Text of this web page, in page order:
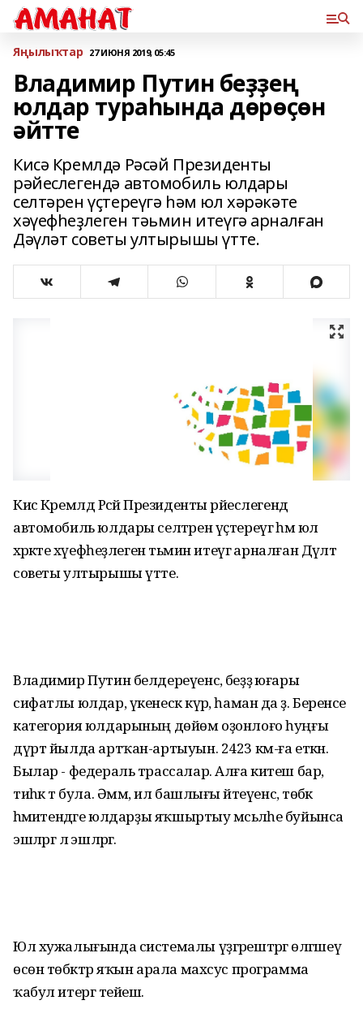
Яңылыҡтар 27 ИЮНЯ 2019, 05:45
Владимир Путин беҙҙең
юлдар тураһында дөрөҫөн
әйтте
Кисә Кремлдә Рәсәй Президенты
рәйеслегендә автомобиль юлдары
селтәрен үҫтереүгә һәм юл хәрәкәте
хәүефһеҙлеген тәьмин итеүгә арналған
Дәүләт советы ултырышы үтте.
Кисә Кремлдә Рәсәй Президенты рәйеслегендә
автомобиль юлдары селтәрен үҫтереүгә һәм юл
хәрәкәте хәүефһеҙлеген тәьмин итеүгә арналған Дәүләт
советы ултырышы үтте.
Владимир Путин белдереүенсә, беҙҙә юғары
сифатлы юлдар, үкенескә күрә, һаман да әҙ. Беренсе
категория юлдарының дөйөм оҙонлоғо һуңғы
дүрт йылда артҡан-артыуын. 2423 км-ға еткән.
Былар - федераль трассалар. Алға китеш бар,
тиһәк тә була. Әммә, ил башлығы әйтеүенсә, төбәк
әһәмиәтендәге юлдарҙы яҡшыртыу мәсьәләһе буйынса
эшләргә лә эшләргә.
Юл хужалығында системалы үҙгәрештәргә өлгәшеү
өсөн төбәктәр яҡын арала махсус программа
ҡабул итергә тейеш.